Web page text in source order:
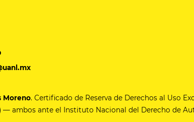
Moreno. Certificado de Reserva de Derechos al Uso
— ambos ante el Instituto Nacional del Derecho de